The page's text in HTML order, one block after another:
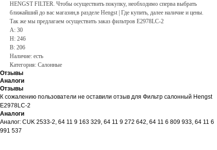
HENGST FILTER. Чтобы осуществить покупку, необходимо сперва выбрать
ближайший до вас магазин,в разделе Hengst | Где купить, далее наличие и цены.
Так же мы предлагаем осуществить заказ фильтров E2978LC-2
A: 30
H: 246
B: 206
Наличие: есть
Категория: Салонные
Отзывы
Аналоги
Отзывы
К сожалению пользователи не оставили отзыв для Фильтр салонный Hengst
E2978LC-2
Аналоги
Аналог: CUK 2533-2, 64 11 9 163 329, 64 11 9 272 642, 64 11 6 809 933, 64 11 6
991 537